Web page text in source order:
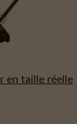
en taille réelle